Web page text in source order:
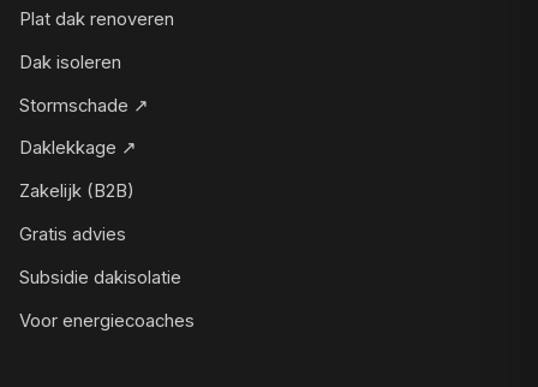
Plat dak renoveren
Dak isoleren
Stormschade ↗
Daklekkage ↗
Zakelijk (B2B)
Gratis advies
Subsidie dakisolatie
Voor energiecoaches